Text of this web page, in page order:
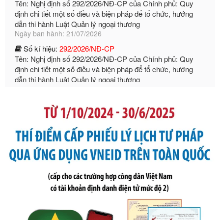
Ngày ban hành: 21/07/2026
Số kí hiệu:292/2026/NĐ-CP
Tên: Nghị định số 292/2026/NĐ-CP của Chính phủ: Quy
định chi tiết một số điều và biện pháp để tổ chức, hướng
dẫn thi hành Luật Quản lý ngoại thương
Ngày ban hành: 21/07/2026
Số kí hiệu:105/2026/TT-BTC
2019 của Bộ trưởng Bộ Tài chính hướng dẫn thực hiện xử
phạt vi phạm hành chính trong lĩnh vực kho bạc nhà nước
Ngày ban hành: 21/07/2026
Số kí hiệu:
Tên: Nghị định số 291/2026/NĐ-CP của Chính phủ: Sửa
đổi, bổ sung một số điều của Nghị định số 125/2020/NĐ-СР
ngày 19 tháng 10 năm 2020 của Chính phủ quy định xử
phạt vi phạm hành chính về thuế, hóa đơn được sửa đổi, bổ
sung bởi Nghị định số 102/2021/NĐ-CP
Ngày ban hành: 20/07/2026